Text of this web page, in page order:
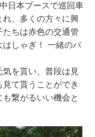
日本ブースで巡回車
、多くの方々に興
ちは赤色の交通管
しゃぎ！ 一緒のパ
を貰い、普段は見
て貰うことができ
繋がるいい機会と